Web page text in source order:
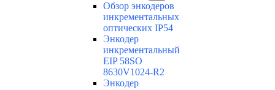
Обзор энкодеров
инкрементальных
оптических IP54
Энкодер
инкрементальный
EIP 58SO
8630V1024-R2
Энкодер